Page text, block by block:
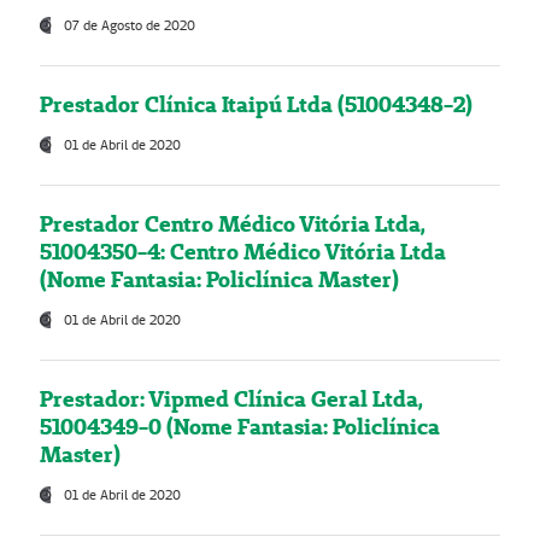
07 de Agosto de 2020
Prestador Clínica Itaipú Ltda (51004348-2)
01 de Abril de 2020
Prestador Centro Médico Vitória Ltda,
51004350-4: Centro Médico Vitória Ltda
(Nome Fantasia: Policlínica Master)
01 de Abril de 2020
Prestador: Vipmed Clínica Geral Ltda,
51004349-0 (Nome Fantasia: Policlínica
Master)
01 de Abril de 2020